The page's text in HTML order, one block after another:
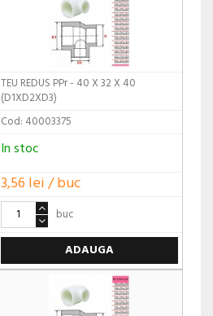
TEU REDUS PPr - 40 X 32 X 40
(D1XD2XD3)
Cod: 40003375
In stoc
3,56 lei / buc
buc
ADAUGA